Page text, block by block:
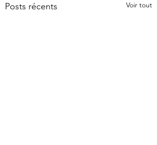
Posts récents Voir tout